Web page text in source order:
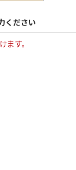
ください
ます。